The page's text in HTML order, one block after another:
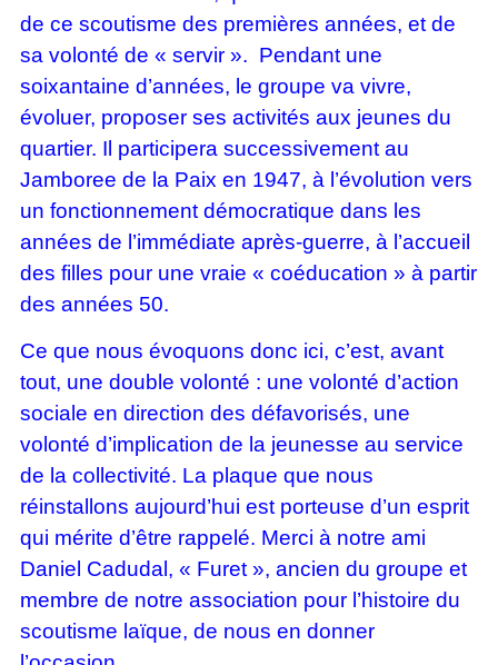
de ce scoutisme des premières années, et de
sa volonté de « servir ». Pendant une
soixantaine d’années, le groupe va vivre,
évoluer, proposer ses activités aux jeunes du
quartier. Il participera successivement au
Jamboree de la Paix en 1947, à l’évolution vers
un fonctionnement démocratique dans les
années de l’immédiate après-guerre, à l’accueil
des filles pour une vraie « coéducation » à partir
des années 50.
Ce que nous évoquons donc ici, c’est, avant
tout, une double volonté : une volonté d’action
sociale en direction des défavorisés, une
volonté d’implication de la jeunesse au service
de la collectivité. La plaque que nous
réinstallons aujourd’hui est porteuse d’un esprit
qui mérite d’être rappelé. Merci à notre ami
Daniel Cadudal, « Furet », ancien du groupe et
membre de notre association pour l’histoire du
scoutisme laïque, de nous en donner